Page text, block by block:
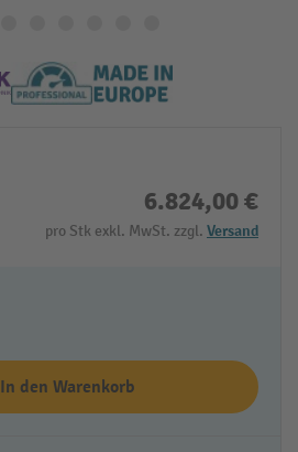
6.824,00 €
pro Stk exkl. MwSt. zzgl. Versand
In den Warenkorb